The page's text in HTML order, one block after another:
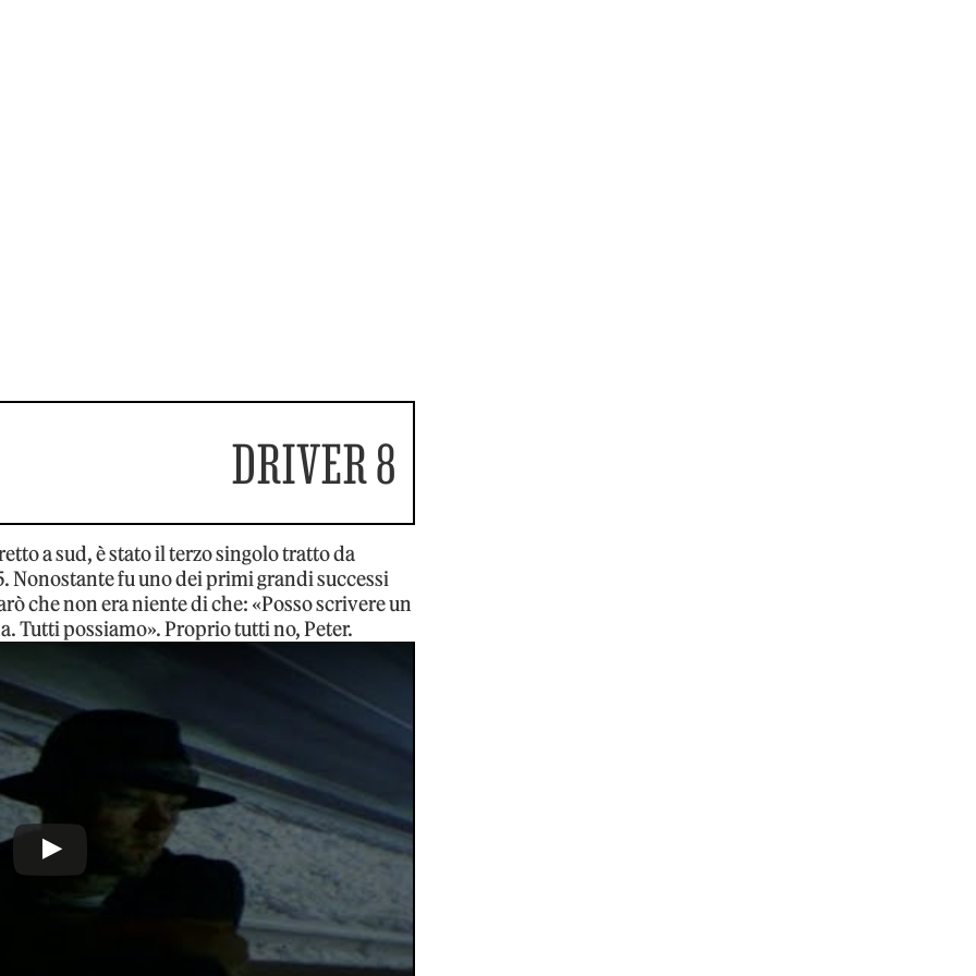
DRIVER 8
a sud, è stato il terzo singolo tratto da
Nonostante fu uno dei primi grandi successi
che non era niente di che: «Posso scrivere un
Tutti possiamo». Proprio tutti no, Peter.